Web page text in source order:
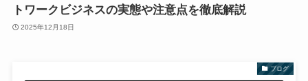
トワークビジネスの実態や注意点を徹底解説
2025年12月18日
ブログ